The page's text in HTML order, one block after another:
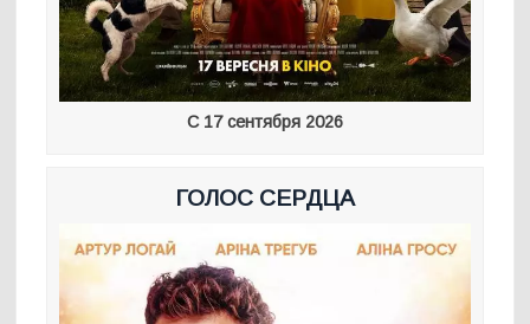
С 17 сентября 2026
ГОЛОС СЕРДЦА